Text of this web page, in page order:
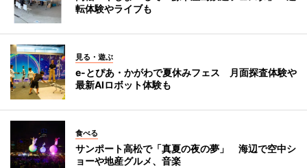
転体験やライブも
見る・遊ぶ
e-とぴあ・かがわで夏休みフェス 月面探査体験や
最新AIロボット体験も
食べる
サンポート高松で「真夏の夜の夢」 海辺で空中シ
ョーや地産グルメ、音楽